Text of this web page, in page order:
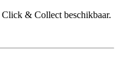
& Collect beschikbaar.